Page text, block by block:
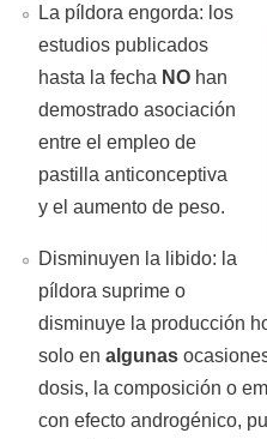
La píldora engorda: los
estudios publicados
hasta la fecha NO han
demostrado asociación
entre el empleo de
pastilla anticonceptiva
y el aumento de peso.
Disminuyen la libido: la
píldora suprime o
disminuye la producción
solo en algunas
dosis, la composición o
con efecto androgénico,